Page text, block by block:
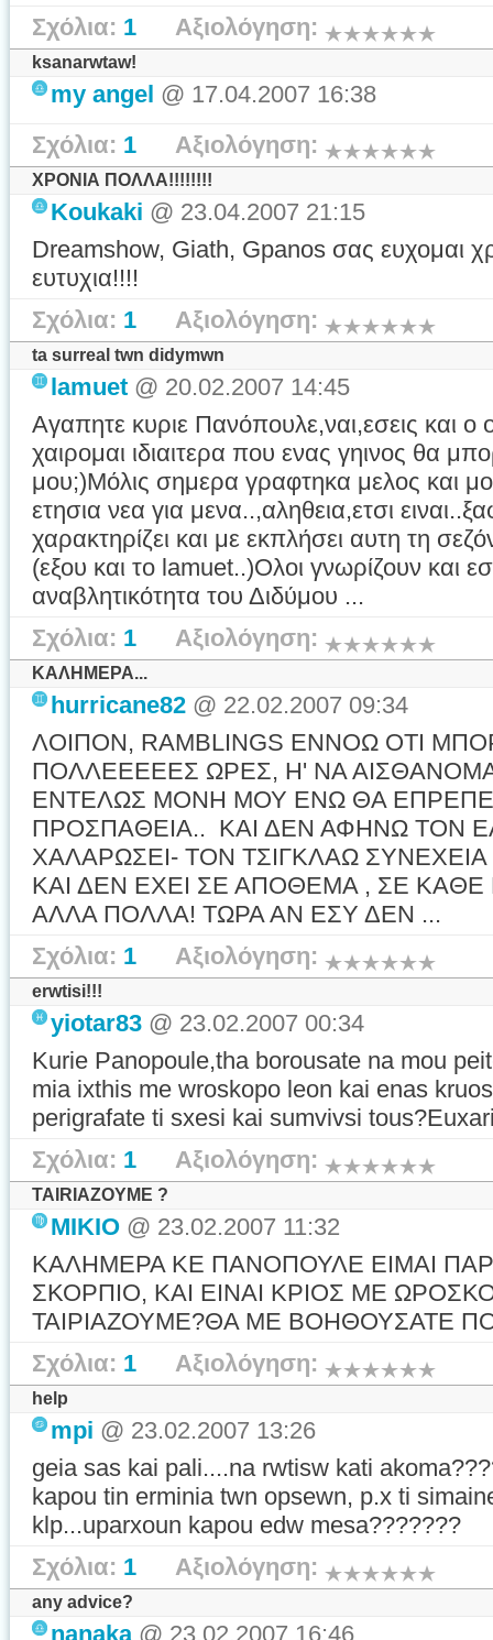
Σχόλια: 1 Αξιολόγηση:
ksanarwtaw!
my angel @ 17.04.2007 16:38
Σχόλια: 1 Αξιολόγηση:
ΧΡΟΝΙΑ ΠΟΛΛΑ!!!!!!!!
Koukaki @ 23.04.2007 21:15
Dreamshow, Giath, Gpanos σας ευχομαι
ευτυχια!!!!
Σχόλια: 1 Αξιολόγηση:
ta surreal twn didymwn
lamuet @ 20.02.2007 14:45
Αγαπητε κυριε Πανόπουλε,ναι,εσεις και ο
χαιρομαι ιδιαιτερα που ενας γηινος θα
μου;)Μόλις σημερα γραφτηκα μελος και
ετησια νεα για μενα..,αληθεια,ετσι
χαρακτηρίζει και με εκπλήσει αυτη τη
(εξου και το lamuet..)Ολοι γνωρίζουν και
αναβλητικότητα του Διδύμου ...
Σχόλια: 1 Αξιολόγηση:
ΚΑΛΗΜΕΡΑ...
hurricane82 @ 22.02.2007 09:34
ΛΟΙΠΟΝ, RAMBLINGS ΕΝΝΟΩ ΟΤΙ
ΠΟΛΛΕΕΕΕΕΣ ΩΡΕΣ, Η' ΝΑ
ΕΝΤΕΛΩΣ ΜΟΝΗ ΜΟΥ ΕΝΩ ΘΑ ΕΠΡΕΠΕ
ΠΡΟΣΠΑΘΕΙΑ.. ΚΑΙ ΔΕΝ ΑΦΗΝΩ ΤΟΝ
ΧΑΛΑΡΩΣΕΙ- ΤΟΝ ΤΣΙΓΚΛΑΩ ΣΥΝΕΧΕΙΑ
ΚΑΙ ΔΕΝ ΕΧΕΙ ΣΕ ΑΠΟΘΕΜΑ , ΣΕ ΚΑΘΕ
ΑΛΛΑ ΠΟΛΛΑ! ΤΩΡΑ ΑΝ ΕΣΥ ΔΕΝ ...
Σχόλια: 1 Αξιολόγηση:
erwtisi!!!
yiotar83 @ 23.02.2007 00:34
Kurie Panopoule,tha borousate na mou
mia ixthis me wroskopo leon kai enas
perigrafate ti sxesi kai sumvivsi
Σχόλια: 1 Αξιολόγηση:
TAIRIAZOYME ?
MIKIO @ 23.02.2007 11:32
ΚΑΛΗΜΕΡΑ ΚΕ ΠΑΝΟΠΟΥΛΕ ΕΙΜΑΙ
ΣΚΟΡΠΙΟ, ΚΑΙ ΕΙΝΑΙ ΚΡΙΟΣ ΜΕ
ΤΑΙΡΙΑΖΟΥΜΕ?ΘΑ ΜΕ ΒΟΗΘΟΥΣΑΤΕ
Σχόλια: 1 Αξιολόγηση:
help
mpi @ 23.02.2007 13:26
geia sas kai pali....na rwtisw kati
kapou tin erminia twn opsewn, p.x ti
klp...uparxoun kapou edw mesa???????
Σχόλια: 1 Αξιολόγηση:
any advice?
nanaka@ 23.02.2007 16:46